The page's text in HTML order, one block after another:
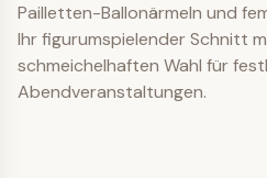
Pailletten-Ballonärmeln und
Ihr figurumspielender Schnitt
schmeichelhaften Wahl für
Abendveranstaltungen.